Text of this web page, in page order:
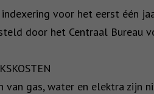
voor het eerst één
door het Centraal Bureau
van gas, water en elektra zijn